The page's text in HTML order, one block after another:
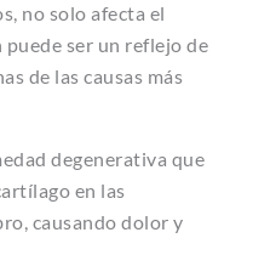
no solo afecta el
ser un reflejo de
de las causas más
degenerativa que
en las
causando dolor y